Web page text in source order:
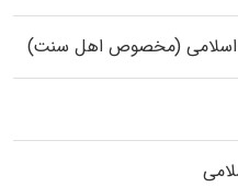
اسلامی (مخصوص اهل سنت)